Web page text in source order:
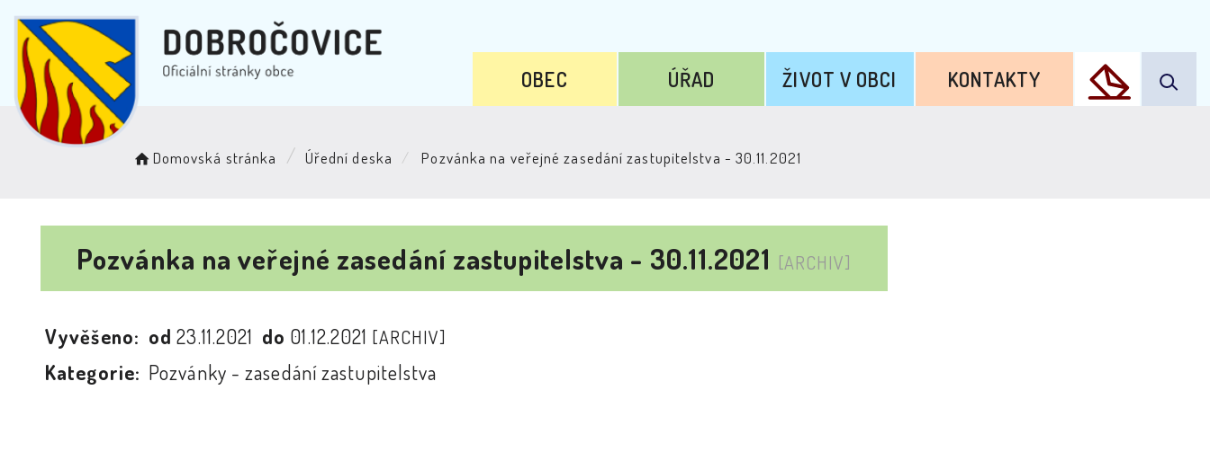
OBEC ÚŘAD ŽIVOT V OBCI KONTAKTY
Domovská stránka Úřední deska Pozvánka na veřejné zasedání zastupitelstva - 30.11.2021
Pozvánka na veřejné zasedání zastupitelstva - 30.11.2021 [ARCHIV]
Vyvěšeno: od23.11.2021 do 01.12.2021 [ARCHIV]
Kategorie: Pozvánky - zasedání zastupitelstva